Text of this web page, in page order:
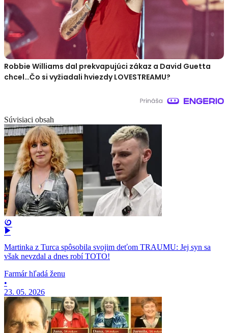
Robbie Williams dal prekvapujúci zákaz a David Guetta
chcel…Čo si vyžiadali hviezdy LOVESTREAMU?
Súvisiaci obsah
Martinka z Turca spôsobila svojim deťom TRAUMU: Jej syn sa
však nevzdal a dnes robí TOTO!
Farmár hľadá ženu
•
23. 05. 2026